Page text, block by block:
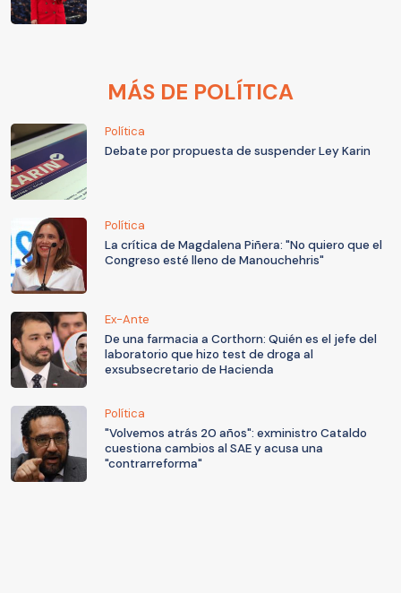
MÁS DE POLÍTICA
Política
Debate por propuesta de suspender Ley Karin
Política
La crítica de Magdalena Piñera: "No quiero que el
Congreso esté lleno de Manouchehris"
Ex-Ante
De una farmacia a Corthorn: Quién es el jefe del
laboratorio que hizo test de droga al
exsubsecretario de Hacienda
Política
"Volvemos atrás 20 años": exministro Cataldo
cuestiona cambios al SAE y acusa una
"contrarreforma"